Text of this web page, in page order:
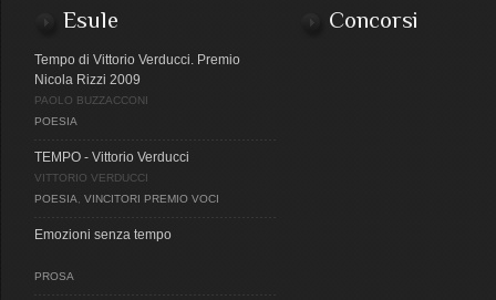
Esule
Tempo di Vittorio Verducci. Premio
Nicola Rizzi 2009
PAOLO BUZZACCONI
POESIA
TEMPO - Vittorio Verducci
VITTORIO VERDUCCI
POESIA
VINCITORI PREMIO VOCI
Emozioni senza tempo
PROSA
Concorsi